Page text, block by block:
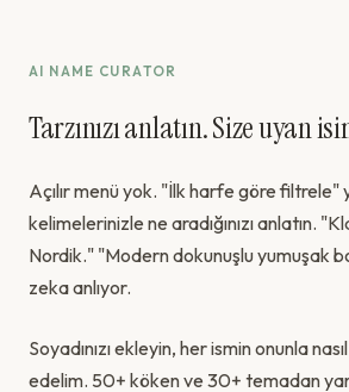
AI NAME CURATOR
Tarzınızı anlatın. Size uyan
Açılır menü yok. "İlk harfe göre filtrele"
kelimelerinizle ne aradığınızı anlatın.
Nordik." "Modern dokunuşlu yumuşak
zeka anlıyor.
Soyadınızı ekleyin, her ismin onunla
edelim. 50+ köken ve 30+ temadan